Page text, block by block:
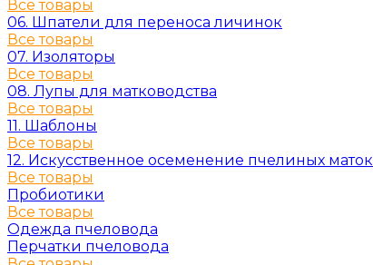
Все товары
06. Шпатели для переноса личинок
Все товары
07. Изоляторы
Все товары
08. Лупы для матководства
Все товары
11. Шаблоны
Все товары
12. Искусственное осеменение пчелиных маток
Все товары
Пробиотики
Все товары
Одежда пчеловода
Перчатки пчеловода